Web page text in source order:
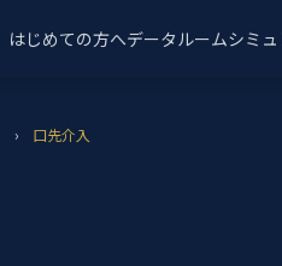
はじめての方へデータルームシミ
› 口先介入